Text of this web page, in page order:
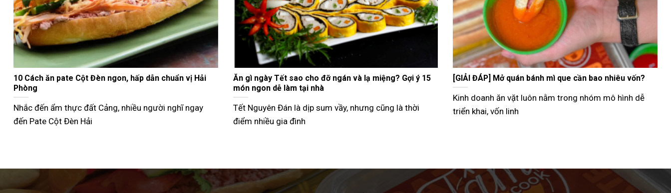
Nướng bánh mì que bằng nồi chiên không dầu giòn
ngon như ngoài tiệm
Không phải ai cũng biết cách nướng bánh mì que bằng
nồi chiên không dầu
Gợi ý các món đãi khách ngày Tết đầy đủ 3 miền
Tết Nguyên Đán không chỉ là dịp đoàn viên mà còn là
thời điểm các
Tư vấn bán bánh mì que vỉa hè từ A–Z hiệu quả nhất
Hiện nay, nhiều người lựa chọn mô hình bán bánh mì
que vỉa hè như